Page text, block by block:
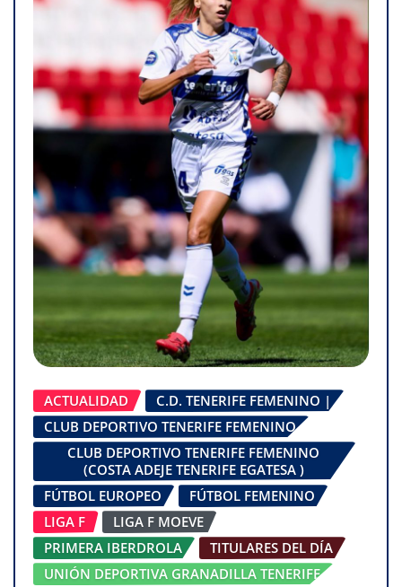
ACTUALIDAD
C.D. TENERIFE FEMENINO |
CLUB DEPORTIVO TENERIFE FEMENINO
CLUB DEPORTIVO TENERIFE FEMENINO
(COSTA ADEJE TENERIFE EGATESA )
FÚTBOL EUROPEO
FÚTBOL FEMENINO
LIGA F
LIGA F MOEVE
PRIMERA IBERDROLA
TITULARES DEL DÍA
UNIÓN DEPORTIVA GRANADILLA TENERIFE